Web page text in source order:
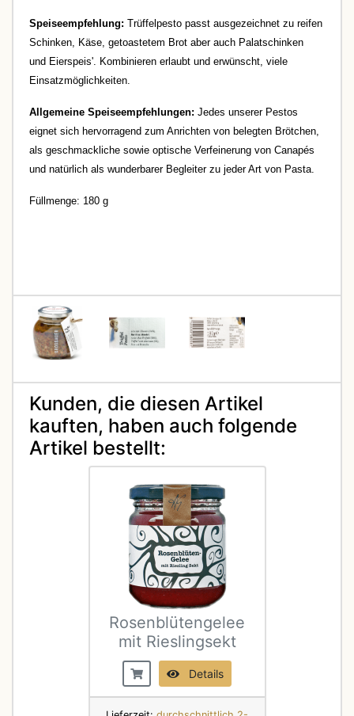
Speiseempfehlung: Trüffelpesto passt ausgezeichnet zu reifen
Schinken, Käse, getoastetem Brot aber auch Palatschinken
und Eierspeis'. Kombinieren erlaubt und erwünscht, viele
Einsatzmöglichkeiten.
Allgemeine Speiseempfehlungen: Jedes unserer Pestos
eignet sich hervorragend zum Anrichten von belegten Brötchen,
als geschmackliche sowie optische Verfeinerung von Canapés
und natürlich als wunderbarer Begleiter zu jeder Art von Pasta.
Füllmenge: 180 g
Kunden, die diesen Artikel
kauften, haben auch folgende
Artikel bestellt:
Rosenblütengelee
mit Rieslingsekt
Details